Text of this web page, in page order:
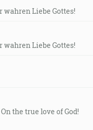
wahren Liebe Gottes!
wahren Liebe Gottes!
the true love of God!